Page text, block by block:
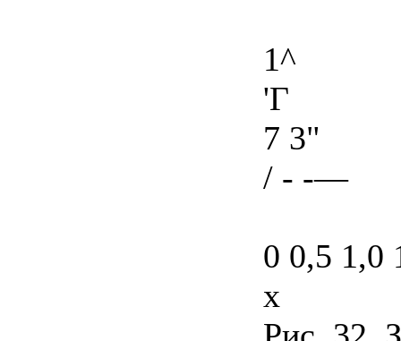
1^
'Г
7 3"
/ - -—
0 0,5 1,0
х